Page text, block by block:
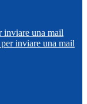
inviare una mail
inviare una mail